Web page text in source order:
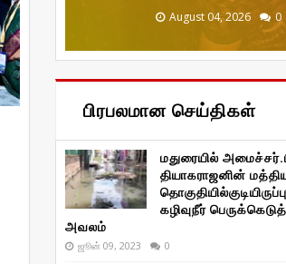
August 04, 2026 0
August 04, 2026 0
January 29, 2026 0
January 29, 2026 0
December 20, 2025
பிரபலமான செய்திகள்
மதுரையில்
தியாகராஜனின்
கழிவுநீர்
அவலம்
ஜூன் 09, 2023 0